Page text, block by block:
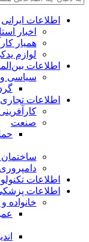
اطلاعات‌ ‎ایرانی
اخبار
همیار
لوازم
اطلاعات
سیاسی و
اطلاعات تجاری
صنعت
ساختمان
اطلاعات
اطلاعات
خانواده